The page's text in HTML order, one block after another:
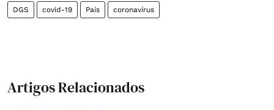
DGS covid-19 País coronavírus
Artigos Relacionados